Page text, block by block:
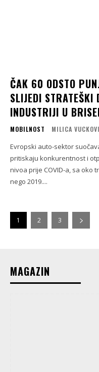
ČAK 60 ODSTO
SLIJEDI STRATEŠKI
INDUSTRIJI U
MOBILNOST MILICA
Evropski auto-sektor
pritiskaju konkurentnost i
nivoa prije COVID-a, sa oko
nego 2019....
1 2 3
MAGAZIN